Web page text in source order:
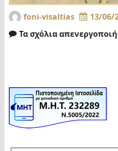
foni-visaltias
13/06/
Τα σχόλια